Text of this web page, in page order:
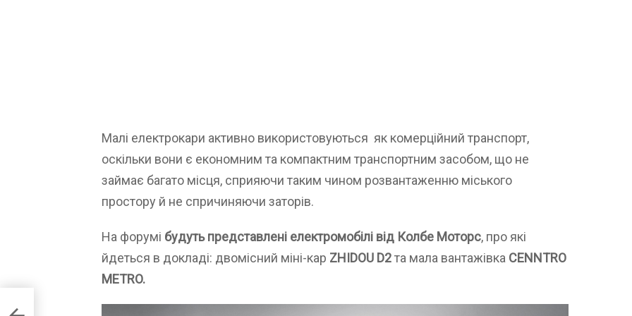
Малі електрокари активно використовуються як комерційний транспорт,
оскільки вони є економним та компактним транспортним засобом, що не
займає багато місця, сприяючи таким чином розвантаженню міського
простору й не спричиняючи заторів.
На форумі будуть представлені електромобілі від Колбе Моторс, про які
йдеться в докладі: двомісний міні-кар ZHIDOU D2та мала вантажівка CENNTRO
METRO.